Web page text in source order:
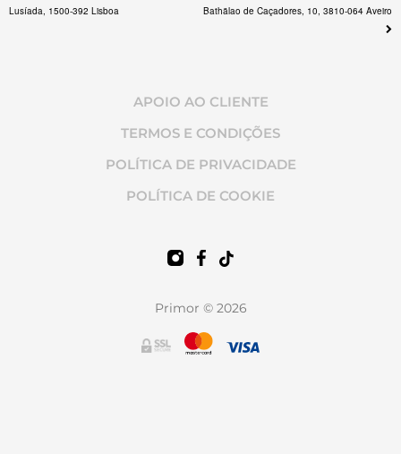
post:
Lusíada, 1500-392 Lisboa
Bathälao de Caçadores, 10, 3810-064 Aveiro
APOIO AO CLIENTE
TERMOS E CONDIÇÕES
POLÍTICA DE PRIVACIDADE
POLÍTICA DE COOKIE
Primor © 2026